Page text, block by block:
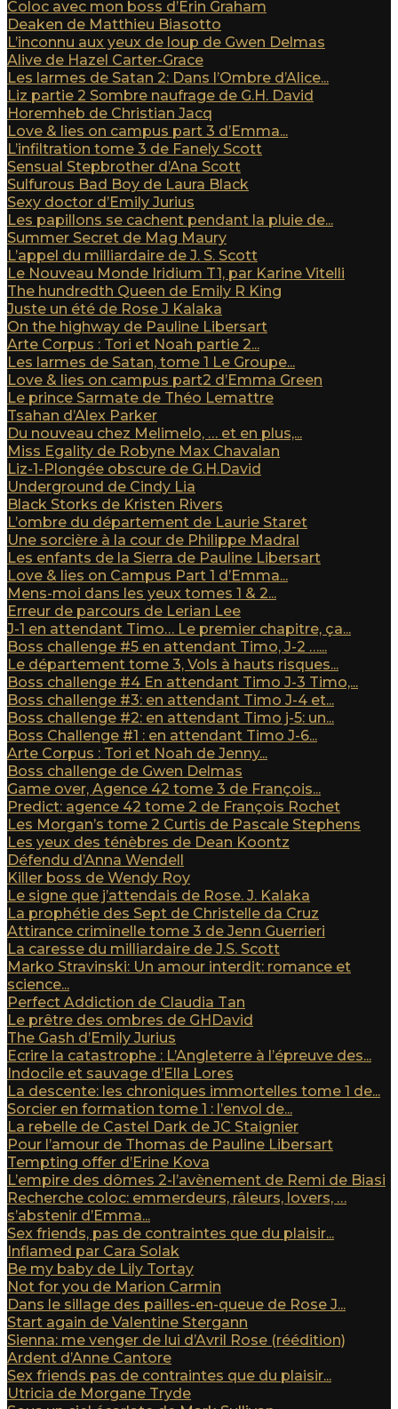
Coloc avec mon boss d’Erin Graham
Deaken de Matthieu Biasotto
L’inconnu aux yeux de loup de Gwen Delmas
Alive de Hazel Carter-Grace
Les larmes de Satan 2: Dans l’Ombre d’Alice...
Liz partie 2 Sombre naufrage de G.H. David
Horemheb de Christian Jacq
Love & lies on campus part 3 d’Emma...
L’infiltration tome 3 de Fanely Scott
Sensual Stepbrother d’Ana Scott
Sulfurous Bad Boy de Laura Black
Sexy doctor d’Emily Jurius
Les papillons se cachent pendant la pluie de...
Summer Secret de Mag Maury
L’appel du milliardaire de J. S. Scott
Le Nouveau Monde Iridium T1, par Karine Vitelli
The hundredth Queen de Emily R King
Juste un été de Rose J Kalaka
On the highway de Pauline Libersart
Arte Corpus : Tori et Noah partie 2...
Les larmes de Satan, tome 1 Le Groupe...
Love & lies on campus part2 d’Emma Green
Le prince Sarmate de Théo Lemattre
Tsahan d’Alex Parker
Du nouveau chez Melimelo, … et en plus,...
Miss Egality de Robyne Max Chavalan
Liz-1-Plongée obscure de G.H.David
Underground de Cindy Lia
Black Storks de Kristen Rivers
L’ombre du département de Laurie Staret
Une sorcière à la cour de Philippe Madral
Les enfants de la Sierra de Pauline Libersart
Love & lies on Campus Part 1 d’Emma...
Mens-moi dans les yeux tomes 1 & 2...
Erreur de parcours de Lerian Lee
J-1 en attendant Timo… Le premier chapitre, ça...
Boss challenge #5 en attendant Timo, J-2 …...
Le département tome 3, Vols à hauts risques...
Boss challenge #4 En attendant Timo J-3 Timo,...
Boss challenge #3: en attendant Timo J-4 et...
Boss challenge #2: en attendant Timo j-5: un...
Boss Challenge #1 : en attendant Timo J-6...
Arte Corpus : Tori et Noah de Jenny...
Boss challenge de Gwen Delmas
Game over, Agence 42 tome 3 de François...
Predict: agence 42 tome 2 de François Rochet
Les Morgan’s tome 2 Curtis de Pascale Stephens
Les yeux des ténèbres de Dean Koontz
Défendu d’Anna Wendell
Killer boss de Wendy Roy
Le signe que j’attendais de Rose. J. Kalaka
La prophétie des Sept de Christelle da Cruz
Attirance criminelle tome 3 de Jenn Guerrieri
La caresse du milliardaire de J.S. Scott
Marko Stravinski: Un amour interdit: romance et
science...
Perfect Addiction de Claudia Tan
Le prêtre des ombres de GHDavid
The Gash d’Emily Jurius
Ecrire la catastrophe : L’Angleterre à l’épreuve des...
Indocile et sauvage d’Ella Lores
La descente: les chroniques immortelles tome 1 de...
Sorcier en formation tome 1 : l’envol de...
La rebelle de Castel Dark de JC Staignier
Pour l’amour de Thomas de Pauline Libersart
Tempting offer d’Erine Kova
L’empire des dômes 2-l’avènement de Remi de Biasi
Recherche coloc: emmerdeurs, râleurs, lovers, …
s’abstenir d’Emma...
Sex friends, pas de contraintes que du plaisir...
Inflamed par Cara Solak
Be my baby de Lily Tortay
Not for you de Marion Carmin
Dans le sillage des pailles-en-queue de Rose J...
Start again de Valentine Stergann
Sienna: me venger de lui d’Avril Rose (réédition)
Ardent d’Anne Cantore
Sex friends pas de contraintes que du plaisir...
Utricia de Morgane Tryde